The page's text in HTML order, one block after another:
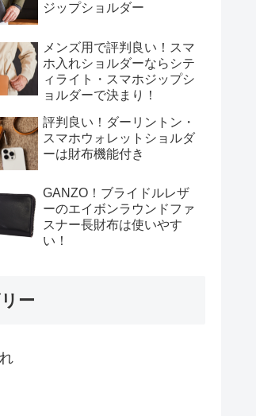
ジップショルダー
メンズ用で評判良い！スマ
ホ入れショルダーならシテ
ィライト・スマホジップシ
ョルダーで決まり！
評判良い！ダーリントン・
スマホウォレットショルダ
ーは財布機能付き
GANZO！ブライドルレザ
ーのエイボンラウンドファ
スナー長財布は使いやす
い！
ー